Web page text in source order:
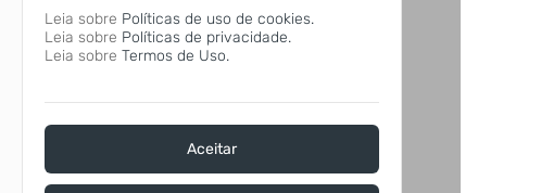
Leia sobre Políticas de uso de cookies.
Leia sobre Políticas de privacidade.
Leia sobre Termos de Uso.
Aceitar